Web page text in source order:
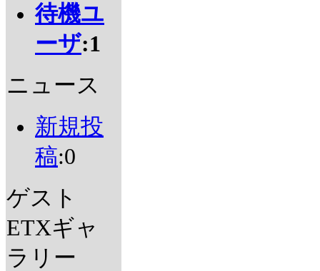
待機ユ
ーザ:1
ニュース
新規投
稿:0
ゲスト
ETXギャ
ラリー